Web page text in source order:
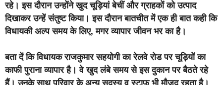
रहे। इस दौरान उन्होंने खुद चूड़ियां बेचीं और ग्राहकों को उत्पाद
दिखाकर उन्हें संतुष्ट किया। इस दौरान बातचीत में एक ही बात कही कि
विधायकी अल्प समय के लिए, मगर व्यापार जीवन भर का है।
बता दें कि विधायक राजकुमार सहयोगी का रेलवे रोड पर चूड़ियों का
काफी पुराना व्यापार है। वे खुद लंबे समय से इस दुकान पर बैठते रहे
हैं। उनके साथ परिवार के अन्य सदस्य व स्टाफ भी मौजूद रहता है।